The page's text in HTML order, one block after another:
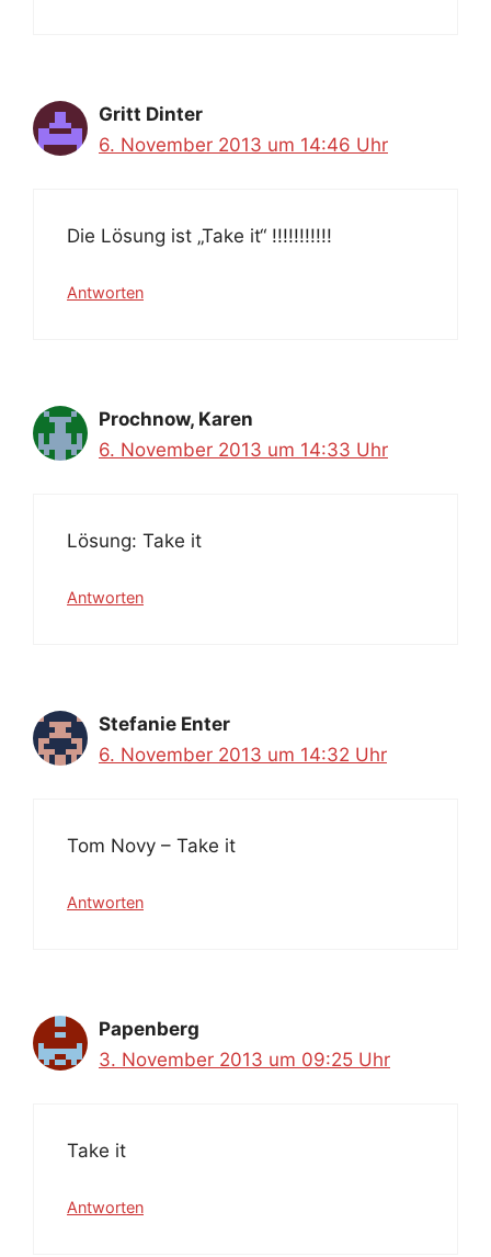
Gritt Dinter
6. November 2013 um 14:46 Uhr
Die Lösung ist „Take it“ !!!!!!!!!!!
Antworten
Prochnow, Karen
6. November 2013 um 14:33 Uhr
Lösung: Take it
Antworten
Stefanie Enter
6. November 2013 um 14:32 Uhr
Tom Novy – Take it
Antworten
Papenberg
3. November 2013 um 09:25 Uhr
Take it
Antworten